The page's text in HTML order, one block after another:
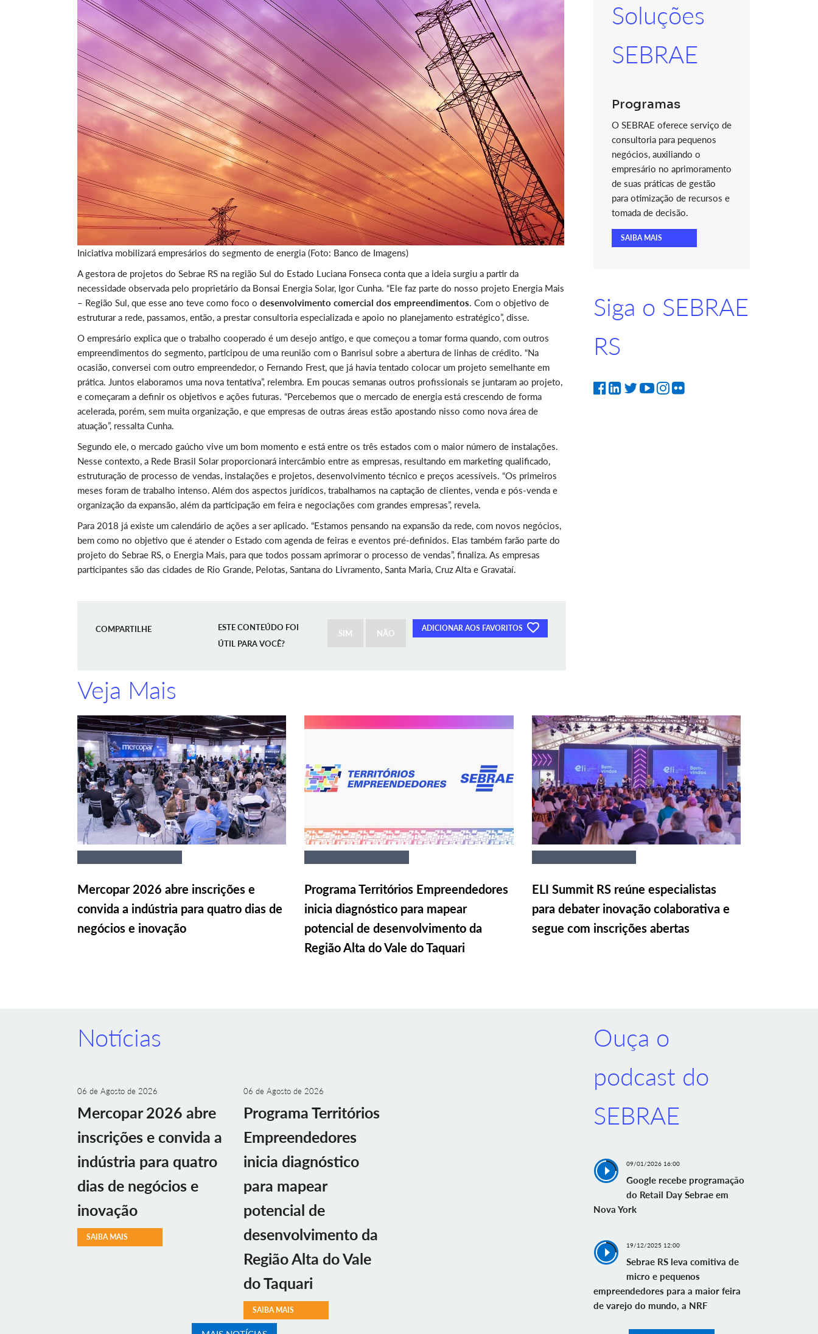
Iniciativa mobilizará empresários do segmento de energia (Foto: Banco de Imagens)
A gestora de projetos do Sebrae RS na região Sul do Estado Luciana Fonseca conta que a ideia surgiu a partir da
necessidade observada pelo proprietário da Bonsai Energia Solar, Igor Cunha. “Ele faz parte do nosso projeto Energia Mais
– Região Sul, que esse ano teve como foco o desenvolvimento comercial dos empreendimentos. Com o objetivo de
estruturar a rede, passamos, então, a prestar consultoria especializada e apoio no planejamento estratégico”, disse.
O empresário explica que o trabalho cooperado é um desejo antigo, e que começou a tomar forma quando, com outros
empreendimentos do segmento, participou de uma reunião com o Banrisul sobre a abertura de linhas de crédito. “Na
ocasião, conversei com outro empreendedor, o Fernando Frest, que já havia tentado colocar um projeto semelhante em
prática. Juntos elaboramos uma nova tentativa”, relembra. Em poucas semanas outros profissionais se juntaram ao projeto,
e começaram a definir os objetivos e ações futuras. “Percebemos que o mercado de energia está crescendo de forma
acelerada, porém, sem muita organização, e que empresas de outras áreas estão apostando nisso como nova área de
atuação”, ressalta Cunha.
Segundo ele, o mercado gaúcho vive um bom momento e está entre os três estados com o maior número de instalações.
Nesse contexto, a Rede Brasil Solar proporcionará intercâmbio entre as empresas, resultando em marketing qualificado,
estruturação de processo de vendas, instalações e projetos, desenvolvimento técnico e preços acessíveis. “Os primeiros
meses foram de trabalho intenso. Além dos aspectos jurídicos, trabalhamos na captação de clientes, venda e pós-venda e
organização da expansão, além da participação em feira e negociações com grandes empresas”, revela.
Para 2018 já existe um calendário de ações a ser aplicado. “Estamos pensando na expansão da rede, com novos negócios,
bem como no objetivo que é atender o Estado com agenda de feiras e eventos pré-definidos. Elas também farão parte do
projeto do Sebrae RS, o Energia Mais, para que todos possam aprimorar o processo de vendas”, finaliza. As empresas
participantes são das cidades de Rio Grande, Pelotas, Santana do Livramento, Santa Maria, Cruz Alta e Gravataí.
COMPARTILHE ADICIONAR AOS FAVORITOS
ESTE CONTEÚDO FOI
ÚTIL PARA VOCÊ?
SIM NÃO
Soluções
SEBRAE
Programas
O SEBRAE oferece serviço de
consultoria para pequenos
negócios, auxiliando o
empresário no aprimoramento
de suas práticas de gestão
para otimização de recursos e
tomada de decisão.
SAIBA MAIS
Siga o SEBRAE
RS
Veja Mais
Mercopar 2026 abre inscrições e
convida a indústria para quatro dias de
negócios e inovação
Programa Territórios Empreendedores
inicia diagnóstico para mapear
potencial de desenvolvimento da
Região Alta do Vale do Taquari
ELI Summit RS reúne especialistas
para debater inovação colaborativa e
segue com inscrições abertas
Notícias
06 de Agosto de 2026
Mercopar 2026 abre
inscrições e convida a
indústria para quatro
dias de negócios e
inovação
SAIBA MAIS
06 de Agosto de 2026
Programa Territórios
Empreendedores
inicia diagnóstico
para mapear
potencial de
desenvolvimento da
Região Alta do Vale
do Taquari
SAIBA MAIS
Ouça o
podcast do
SEBRAE
09/01/2026 16:00
Google recebe programação
do Retail Day Sebrae em
Nova York
19/12/2025 12:00
Sebrae RS leva comitiva de
micro e pequenos
empreendedores para a maior feira
de varejo do mundo, a NRF